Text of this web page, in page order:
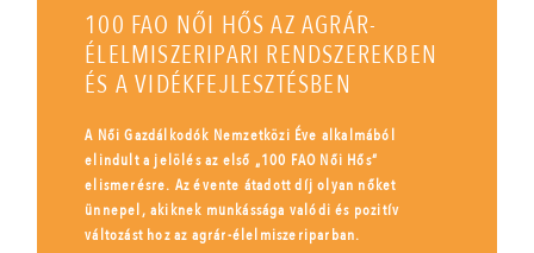
100 FAO NŐI HŐS AZ AGRÁR-
ÉLELMISZERIPARI RENDSZEREKBEN
ÉS A VIDÉKFEJLESZTÉSBEN
A Női Gazdálkodók Nemzetközi Éve alkalmából
elindult a jelölés az első „100 FAO Női Hős”
elismerésre. Az évente átadott díj olyan nőket
ünnepel, akiknek munkássága valódi és pozitív
változást hoz az agrár-élelmiszeriparban.